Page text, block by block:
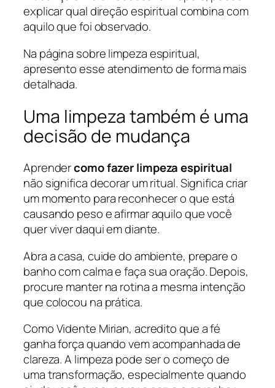
explicar qual direção espiritual combina com
aquilo que foi observado.
Na página sobrelimpeza espiritual,
apresento esse atendimento de forma mais
detalhada.
Uma limpeza também é uma
decisão de mudança
Aprendercomo fazer limpeza espiritual
não significa decorar um ritual. Significa criar
um momento para reconhecer o que está
causando peso e afirmar aquilo que você
quer viver daqui em diante.
Abra a casa, cuide do ambiente, prepare o
banho com calma e faça sua oração. Depois,
procure manter na rotina a mesma intenção
que colocou na prática.
Como Vidente Mirian, acredito que a fé
ganha força quando vem acompanhada de
clareza. A limpeza pode ser o começo de
uma transformação, especialmente quando